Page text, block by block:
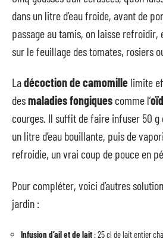
dans un litre d’eau froide, avant de
passage au tamis, on laisse
sur le feuillage des tomates, rosiers
Ladécoction de camomille limite
desmaladies fongiques comme l’
courges. Il suffit de faire infuser 50 g
un litre d’eau bouillante, puis de
refroidie, un vrai coup de pouce en
Pour compléter, voici d’autres
jardin :
Infusion d’ail et de lait : 25 cl de lait entier